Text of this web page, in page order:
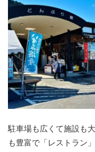
駐車場も広くて施設も
も豊富で「レストラン